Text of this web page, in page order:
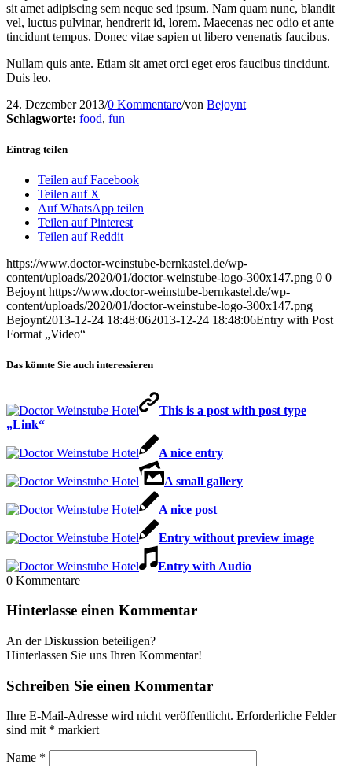
sit amet adipiscing sem neque sed ipsum. Nam quam nunc, blandit
vel, luctus pulvinar, hendrerit id, lorem. Maecenas nec odio et ante
tincidunt tempus. Donec vitae sapien ut libero venenatis faucibus.
Nullam quis ante. Etiam sit amet orci eget eros faucibus tincidunt.
Duis leo.
24. Dezember 2013/0 Kommentare/von Bejoynt
Schlagworte: food, fun
Eintrag teilen
Teilen auf Facebook
Teilen auf X
Auf WhatsApp teilen
Teilen auf Pinterest
Teilen auf Reddit
https://www.doctor-weinstube-bernkastel.de/wp-
content/uploads/2020/01/doctor-weinstube-logo-300x147.png 0 0
Bejoynt https://www.doctor-weinstube-bernkastel.de/wp-
content/uploads/2020/01/doctor-weinstube-logo-300x147.png
Bejoynt2013-12-24 18:48:062013-12-24 18:48:06Entry with Post
Format „Video“
Das könnte Sie auch interessieren
This is a post with post type
„Link“
A nice entry
A small gallery
A nice post
Entry without preview image
Entry with Audio
0 Kommentare
Hinterlasse einen Kommentar
An der Diskussion beteiligen?
Hinterlassen Sie uns Ihren Kommentar!
Schreiben Sie einen Kommentar
Ihre E-Mail-Adresse wird nicht veröffentlicht. Erforderliche Felder
sind mit * markiert
Name *